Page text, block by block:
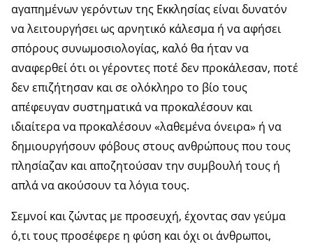
αγαπημένων γερόντων της Εκκλησίας είναι δυνατόν
να λειτουργήσει ως αρνητικό κάλεσμα ή να αφήσει
σπόρους συνωμοσιολογίας, καλό θα ήταν να
αναφερθεί ότι οι γέροντες ποτέ δεν προκάλεσαν, ποτέ
δεν επιζήτησαν και σε ολόκληρο το βίο τους
απέφευγαν συστηματικά να προκαλέσουν και
ιδιαίτερα να προκαλέσουν «λαθεμένα όνειρα» ή να
δημιουργήσουν φόβους στους ανθρώπους που τους
πλησίαζαν και αποζητούσαν την συμβουλή τους ή
απλά να ακούσουν τα λόγια τους.
Σεμνοί και ζώντας με προσευχή, έχοντας σαν γεύμα
ό,τι τους προσέφερε η φύση και όχι οι άνθρωποι,